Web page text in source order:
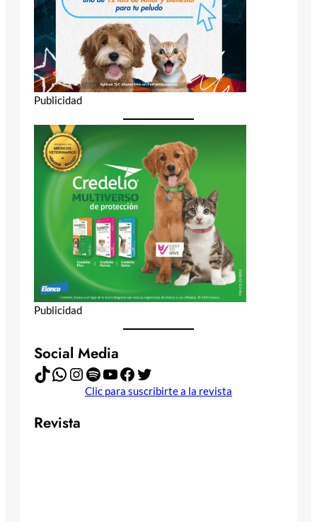
Publicidad
Publicidad
Social Media
TikTok WhatsApp Instagram Spotify YouTube Facebook Twitter
Clic para suscribirte a la revista
Revista